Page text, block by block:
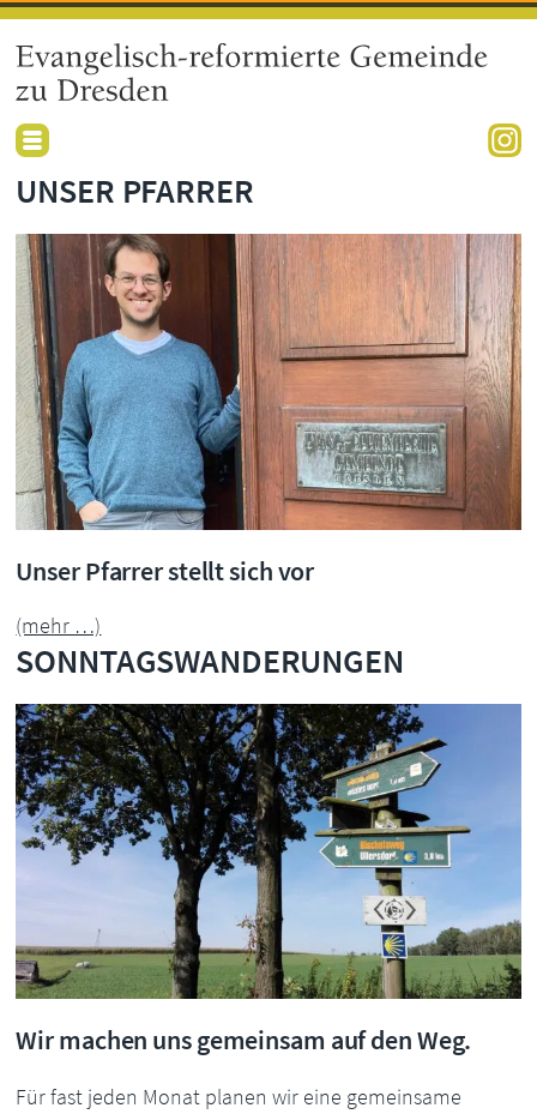
UNSER PFARRER
Unser Pfarrer stellt sich vor
(mehr …)
SONNTAGSWANDERUNGEN
Wir machen uns gemeinsam auf den Weg.
Für fast jeden Monat planen wir eine gemeinsame